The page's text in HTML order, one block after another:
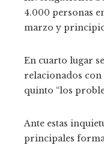
4.000 personas
marzo y
En cuarto lugar
relacionados con
quinto “los
Ante estas
principales